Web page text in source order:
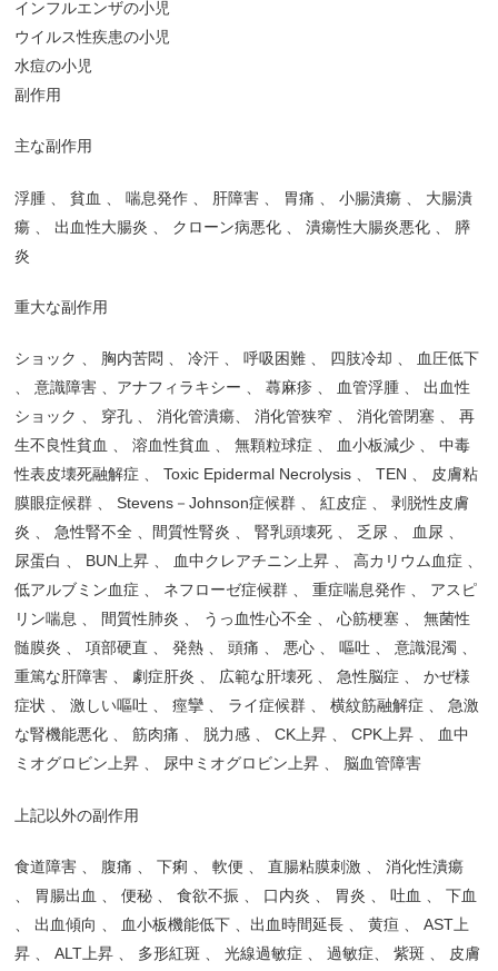
インフルエンザの小児
ウイルス性疾患の小児
水痘の小児
副作用
主な副作用
浮腫 貧血 喘息発作 肝障害 胃痛 小腸潰瘍
大腸潰
瘍
出血性大腸炎 クローン病悪化 潰瘍性大腸炎悪化
膵
炎
重大な副作用
ショック 、 胸内苦悶 、 冷汗 、 呼吸困難 、 四肢冷却 、
血圧低下
、
意識障害 、 アナフィラキシー 、 蕁麻疹 、 血管浮腫 、
出血性
ショック 、 穿孔 、 消化管潰瘍、 消化管狭窄 、 消化管閉塞 、
再
生不良性貧血 、 溶血性貧血 、 無顆粒球症 、 血小板減少 、
中毒
性表皮壊死融解症 、 Toxic Epidermal Necrolysis 、 TEN 、
皮膚粘
膜眼症候群 、 Stevens －Johnson症候群 、 紅皮症 、
剥脱性皮膚
炎 、 急性腎不全 、 間質性腎炎 、 腎乳頭壊死 、 乏尿 、 血尿 、
尿蛋白 、 BUN上昇 、 血中クレアチニン上昇 、 高カリウム血症 、
低アルブミン血症 、 ネフローゼ症候群 、 重症喘息発作 、
アスピ
リン喘息 、 間質性肺炎 、 うっ血性心不全 、 心筋梗塞 、
無菌性
髄膜炎 、 項部硬直 、 発熱 、 頭痛 、 悪心 、 嘔吐 、 意識混濁 、
重篤な肝障害 、 劇症肝炎 、 広範な肝壊死 、 急性脳症 、
かぜ様
症状 、 激しい嘔吐 、 痙攣 、 ライ症候群 、 横紋筋融解症 、
急激
な腎機能悪化 、 筋肉痛 、 脱力感 、 CK上昇 、 CPK上昇 、
血中
ミオグロビン上昇 、 尿中ミオグロビン上昇 、 脳血管障害
上記以外の副作用
食道障害 腹痛 下痢 軟便 直腸粘膜刺激
消化性潰瘍
胃腸出血 便秘 食欲不振 口内炎 胃炎 吐血
下血
出血傾向 血小板機能低下 出血時間延長 黄疸 AST 上
昇
ALT 上昇 多形紅斑 光線過敏症 過敏症 紫斑
皮膚